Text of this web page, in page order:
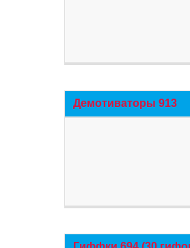
Демотиваторы 913